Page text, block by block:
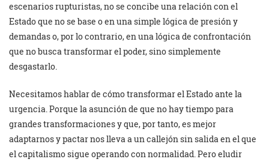
escenarios rupturistas, no se concibe una relación con el
Estado que no se base o en una simple lógica de presión y
demandas o, por lo contrario, en una lógica de confrontación
que no busca transformar el poder, sino simplemente
desgastarlo.
Necesitamos hablar de cómo transformar el Estado ante la
urgencia. Porque la asunción de que no hay tiempo para
grandes transformaciones y que, por tanto, es mejor
adaptarnos y pactar nos lleva a un callejón sin salida en el que
el capitalismo sigue operando con normalidad. Pero eludir